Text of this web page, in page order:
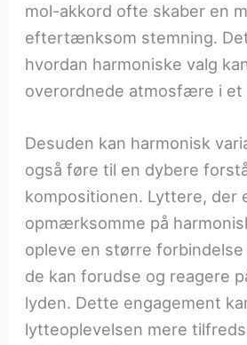
mol-akkord ofte skaber en
eftertænksom stemning.
hvordan harmoniske valg
overordnede atmosfære i et
Desuden kan harmonisk
også føre til en dybere
kompositionen. Lyttere, der
opmærksomme på
opleve en større
de kan forudse og reagere
lyden. Dette engagement
lytteoplevelsen mere